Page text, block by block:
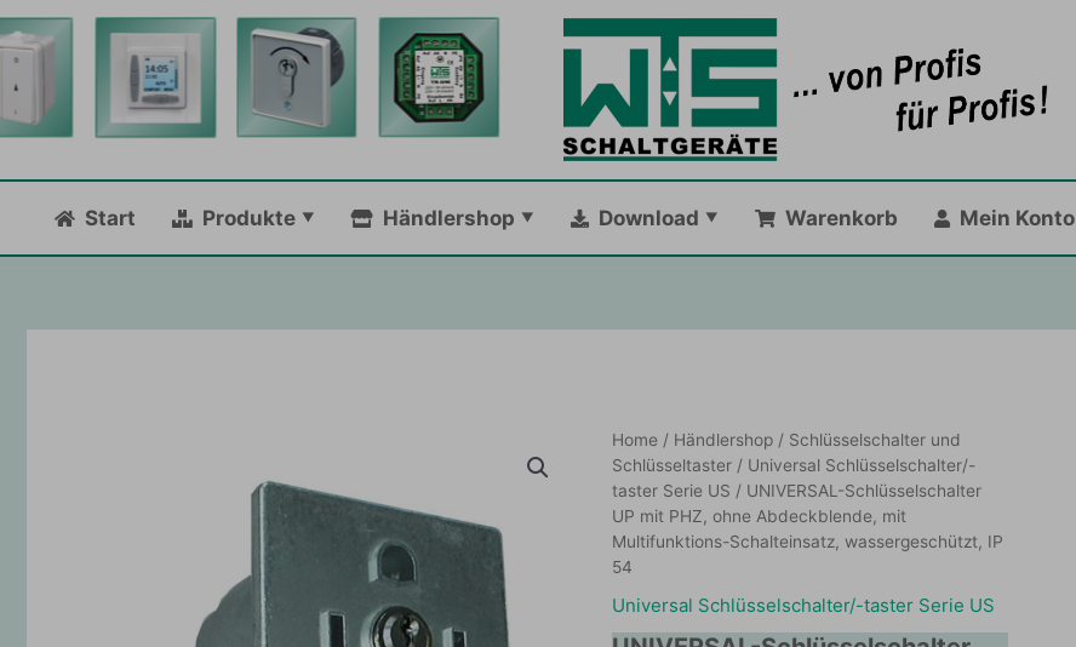
Zum
Inhalt
springen
Start Produkte Händlershop Download Warenkorb Mein Konto
Home / Händlershop / Schlüsselschalter und
Schlüsseltaster / Universal Schlüsselschalter/-
taster Serie US / UNIVERSAL-Schlüsselschalter
UP mit PHZ, ohne Abdeckblende, mit
Multifunktions-Schalteinsatz, wassergeschützt, IP
54
Universal Schlüsselschalter/-taster Serie US